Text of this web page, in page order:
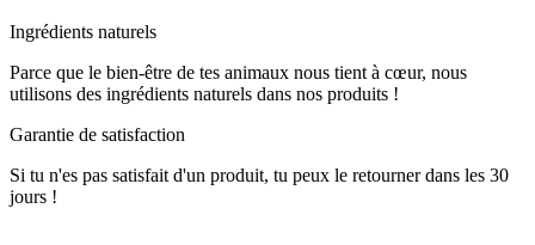
Ingrédients naturels
Parce que le bien-être de tes animaux nous tient à cœur, nous
utilisons des ingrédients naturels dans nos produits !
Garantie de satisfaction
Si tu n'es pas satisfait d'un produit, tu peux le retourner dans les 30
jours !